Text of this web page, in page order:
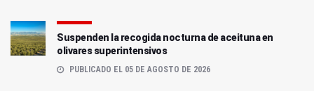
Suspenden la recogida nocturna de aceituna en
olivares superintensivos
PUBLICADO EL 05 DE AGOSTO DE 2026